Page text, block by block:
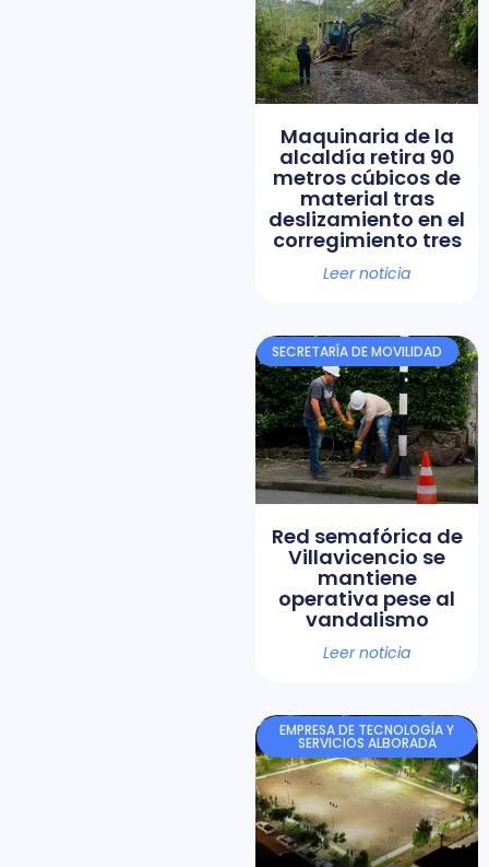
Maquinaria de la
alcaldía retira 90
metros cúbicos de
material tras
deslizamiento en el
corregimiento tres
Leer noticia
SECRETARÍA DE MOVILIDAD
Red semafórica de
Villavicencio se
mantiene
operativa pese al
vandalismo
Leer noticia
EMPRESA DE TECNOLOGÍA Y
SERVICIOS ALBORADA